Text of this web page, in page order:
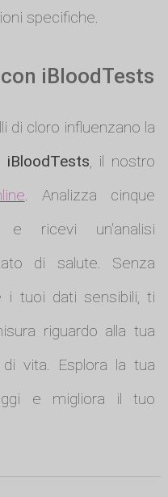
specifiche.
iBloodTests
di cloro influenzano la
iBloodTests, il nostro
. Analizza cinque
e ricevi un'analisi
di salute. Senza
i tuoi dati sensibili, ti
riguardo alla tua
vita. Esplora la tua
e migliora il tuo